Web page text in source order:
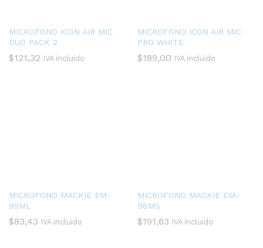
MICROFONO ICON AIR MIC
DUO PACK 2
$121,32 IVA incluido
MICROFONO ICON AIR MIC
PRO WHITE
$189,00 IVA incluido
MICROFONO MACKIE EM-
95ML
$83,43 IVA incluido
MICROFONO MACKIE EM-
98MS
$191,63 IVA incluido